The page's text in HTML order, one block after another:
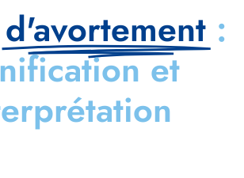
d'avortement :
et